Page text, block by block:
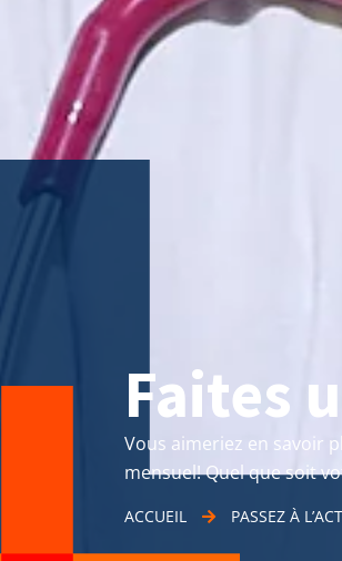
Faites
Vous aimeriez en savoir
mensuel! Quel que soit
ACCUEIL PASSEZ À